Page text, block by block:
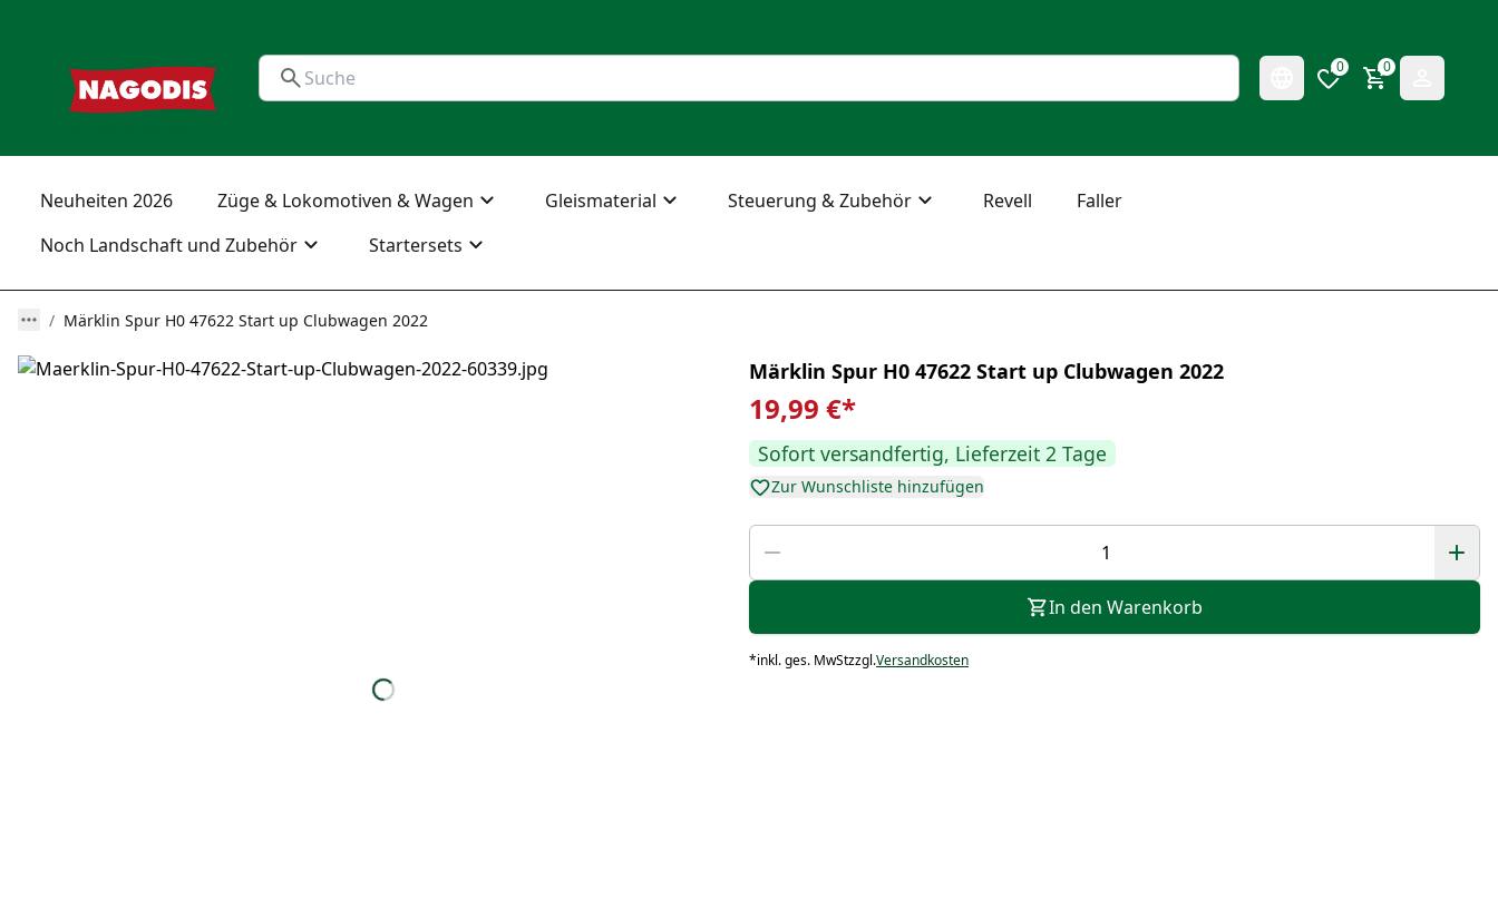
0 0
Neuheiten 2026 Züge & Lokomotiven & Wagen Gleismaterial Steuerung & Zubehör Revell
Faller
Noch Landschaft und Zubehör
Startersets
Märklin Spur H0 47622 Start up Clubwagen 2022
Märklin Spur H0 47622 Start up Clubwagen 2022
19,99 €*
Sofort versandfertig, Lieferzeit 2 Tage
Zur Wunschliste hinzufügen
In den Warenkorb
*inkl. ges. MwStzzgl.Versandkosten